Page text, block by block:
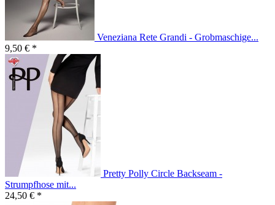
Veneziana Rete Grandi - Grobmaschige...
9,50 € *
Pretty Polly Circle Backseam -
Strumpfhose mit...
24,50 € *